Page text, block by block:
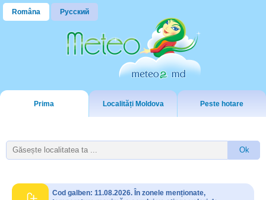
Româna Русский
Prima Localități Moldova Peste hotare
Cod galben: 11.08.2026. În zonele menționate,